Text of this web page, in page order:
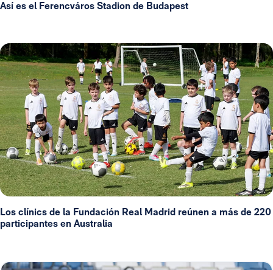
Así es el Ferencváros Stadion de Budapest
Los clínics de la Fundación Real Madrid reúnen a más de 220
participantes en Australia